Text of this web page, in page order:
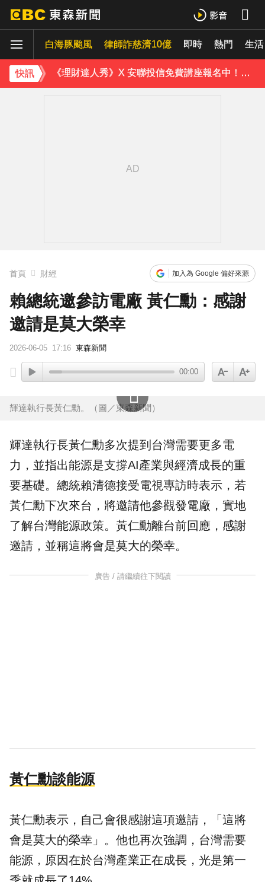
白海豚颱風 律師詐慈濟10億 即時 熱門 生活
快訊
下載東森App，隨時掌握天下大小事！
新／又一熱帶低壓生成！最快今晚成颱「琵鷺」恐三颱共舞
《理財達人秀》X 安聯投信免費講座報名中！搶先卡位 2027
首頁 財經 加入為 Google 偏好來源
賴總統邀參訪電廠 黃仁勳：感謝
邀請是莫大榮幸
2026-06-05 17:16 東森新聞
00:00
輝達執行長黃仁勳。（圖／東森新聞）
輝達執行長黃仁勳多次提到台灣需要更多電
力 ，並指出能源是支撐AI產業與經濟成長的重
要基礎。總統賴清德接受電視專訪時表示，若
黃仁勳下次來台，將邀請他參觀發電廠，實地
了解台灣能源政策。黃仁勳離台前回應，感謝
邀請，並稱這將會是莫大的榮幸。
廣告 / 請繼續往下閱讀
黃仁勳談能源
黃仁勳表示，自己會很感謝這項邀請，「這將
會是莫大的榮幸」。他也再次強調，台灣需要
能源，原因在於台灣產業正在成長，光是第一